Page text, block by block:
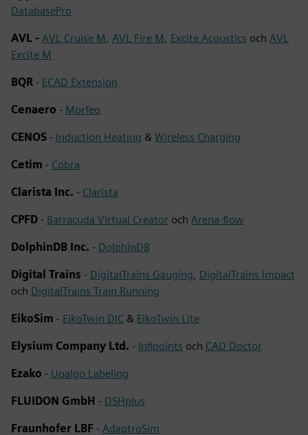
DatabasePro
AVL - AVL Cruise M, AVL Fire M, Excite Acoustics och AVL
Excite M
BQR - ECAD Extension
Cenaero - Morfeo
CENOS - Induction Heating & Wireless Charging
Cetim - Cobra
Clarista Inc. - Clarista
CPFD - Barracuda Virtual Creator och Arena-flow
DolphinDB Inc. - DolphinDB
Digital Trains - DigitalTrains Gauging, DigitalTrains Impact
och DigitalTrains Train Running
EikoSim - EikoTwin DIC & EikoTwin Lite
Elysium Company Ltd. - Infipoints och CAD Doctor
Ezako - Upalgo Labeling
FLUIDON GmbH - DSHplus
Fraunhofer LBF - AdaptroSim